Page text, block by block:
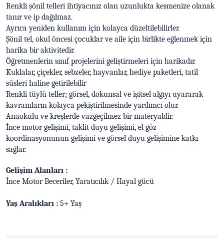
Renkli şönil telleri ihtiyacınız olan uzunlukta kesmenize olanak
tanır ve ip dağılmaz.
Ayrıca yeniden kullanım için kolayca düzeltilebilirler.
Şönil tel, okul öncesi çocuklar ve aile için birlikte eğlenmek için
harika bir aktivitedir.
Öğretmenlerin sınıf projelerini geliştirmeleri için harikadır.
Kuklalar, çiçekler, sebzeler, hayvanlar, hediye paketleri, tatil
süsleri haline getirilebilir
Renkli tüylü teller; görsel, dokunsal ve işitsel algıyı uyararak
kavramların kolayca pekiştirilmesinde yardımcı olur.
Anaokulu ve kreşlerde vazgeçilmez bir materyaldir.
İnce motor gelişimi, taklit duyu gelişimi, el göz
koordinasyonunun gelişimi ve görsel duyu gelişimine katkı
sağlar.
Gelişim Alanları :
İnce Motor Beceriler, Yaratıcılık / Hayal gücü
Yaş Aralıkları : 5+ Yaş